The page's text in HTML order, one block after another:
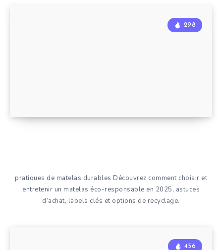
298
pratiques de matelas durables Découvrez comment choisir et
entretenir un matelas éco-responsable en 2025, astuces
d’achat, labels clés et options de recyclage.
456